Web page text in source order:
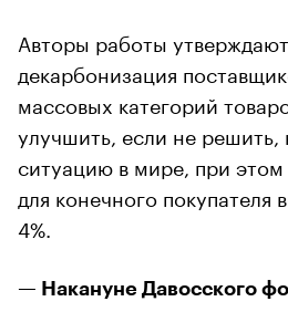
Авторы работы
декарбонизация
массовых категорий
улучшить, если не решить,
ситуацию в мире, при
для конечного покупателя
4%.
— Накануне Давосского